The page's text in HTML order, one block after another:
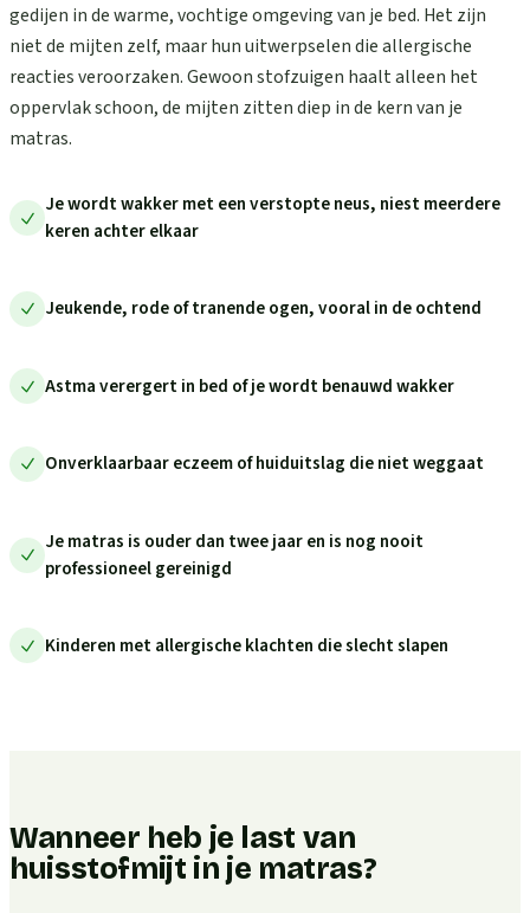
gedijen in de warme, vochtige omgeving van je bed. Het zijn
niet de mijten zelf, maar hun uitwerpselen die allergische
reacties veroorzaken. Gewoon stofzuigen haalt alleen het
oppervlak schoon, de mijten zitten diep in de kern van je
matras.
Je wordt wakker met een verstopte neus, niest meerdere
keren achter elkaar
Jeukende, rode of tranende ogen, vooral in de ochtend
Astma verergert in bed of je wordt benauwd wakker
Onverklaarbaar eczeem of huiduitslag die niet weggaat
Je matras is ouder dan twee jaar en is nog nooit
professioneel gereinigd
Kinderen met allergische klachten die slecht slapen
Wanneer heb je last van
huisstofmijt in je matras?